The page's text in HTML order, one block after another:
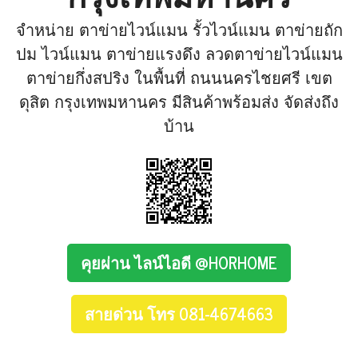
จำหน่าย ตาข่ายไวน์แมน รั้วไวน์แมน ตาข่ายถัก
ปม ไวน์แมน ตาข่ายแรงดึง ลวดตาข่ายไวน์แมน
ตาข่ายกึ่งสปริง ในพื้นที่ ถนนนครไชยศรี เขต
ดุสิต กรุงเทพมหานคร มีสินค้าพร้อมส่ง จัดส่งถึง
บ้าน
คุยผ่าน ไลน์ไอดี @HORHOME
สายด่วน โทร 081-4674663